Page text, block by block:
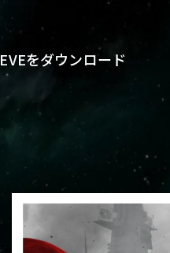
EVEをダウンロード